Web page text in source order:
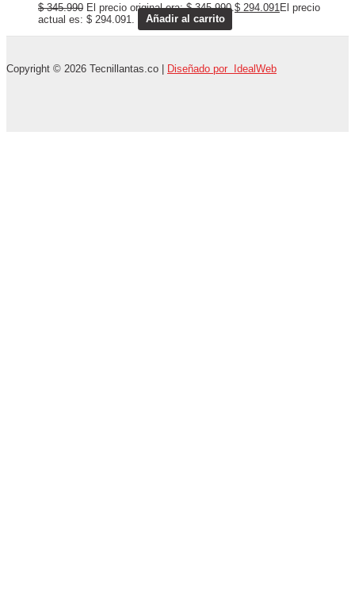
$345.990 El precio original era: $ 345.990. $ 294.091 El precio
actual es: $ 294.091.
Añadir al carrito
Copyright © 2026 Tecnillantas.co | Diseñado por IdealWeb